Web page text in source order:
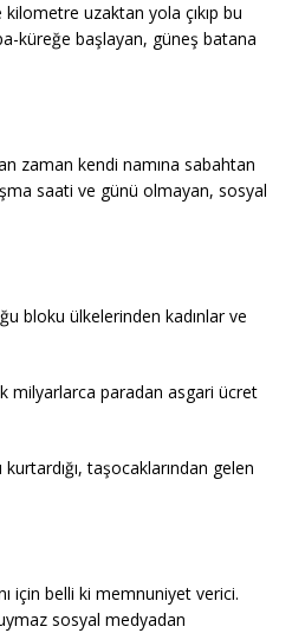
uzaktan yola çıkıp bu
küreğe başlayan, güneş batana
zaman kendi namına sabahtan
saati ve günü olmayan, sosyal
bloku ülkelerinden kadınlar ve
milyarlarca paradan asgari ücret
taşocaklarından gelen
için belli ki memnuniyet verici.
sosyal medyadan